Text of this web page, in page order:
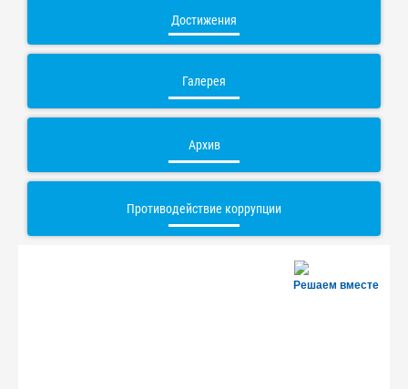
Достижения
Галерея
Архив
Противодействие коррупции
Решаем вместе